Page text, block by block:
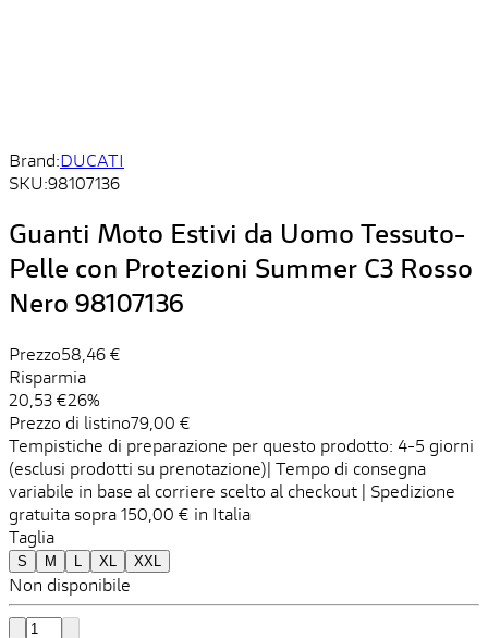
Brand:DUCATI
SKU:98107136
Guanti Moto Estivi da Uomo Tessuto-
Pelle con Protezioni Summer C3 Rosso
Nero 98107136
Prezzo58,46 €
Risparmia
20,53 €26%
Prezzo di listino79,00 €
Tempistiche di preparazione per questo prodotto: 4-5 giorni
(esclusi prodotti su prenotazione)| Tempo di consegna
variabile in base al corriere scelto al checkout | Spedizione
gratuita sopra 150,00 € in Italia
Taglia
S M XL XXL
Non disponibile